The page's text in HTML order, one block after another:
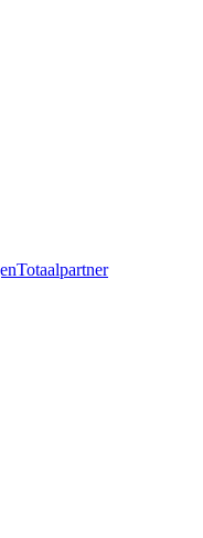
Totaalpartner